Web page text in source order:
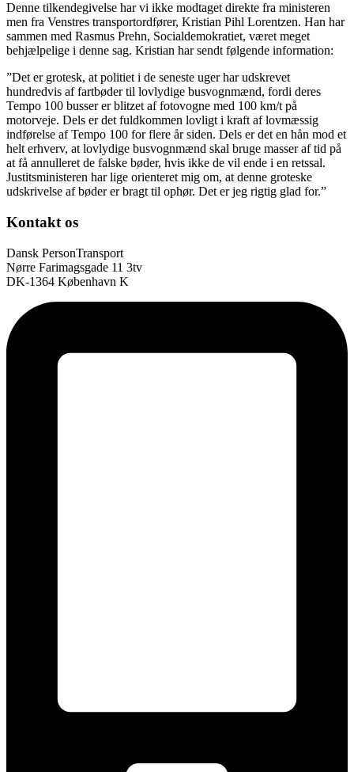
Denne tilkendegivelse har vi ikke modtaget direkte fra ministeren
men fra Venstres transportordfører, Kristian Pihl Lorentzen. Han har
sammen med Rasmus Prehn, Socialdemokratiet, været meget
behjælpelige i denne sag. Kristian har sendt følgende information:
”Det er grotesk, at politiet i de seneste uger har udskrevet
hundredvis af fartbøder til lovlydige busvognmænd, fordi deres
Tempo 100 busser er blitzet af fotovogne med 100 km/t på
motorveje. Dels er det fuldkommen lovligt i kraft af lovmæssig
indførelse af Tempo 100 for flere år siden. Dels er det en hån mod et
helt erhverv, at lovlydige busvognmænd skal bruge masser af tid på
at få annulleret de falske bøder, hvis ikke de vil ende i en retssal.
Justitsministeren har lige orienteret mig om, at denne groteske
udskrivelse af bøder er bragt til ophør. Det er jeg rigtig glad for.”
Kontakt os
Dansk PersonTransport
Nørre Farimagsgade 11 3tv
DK-1364 København K